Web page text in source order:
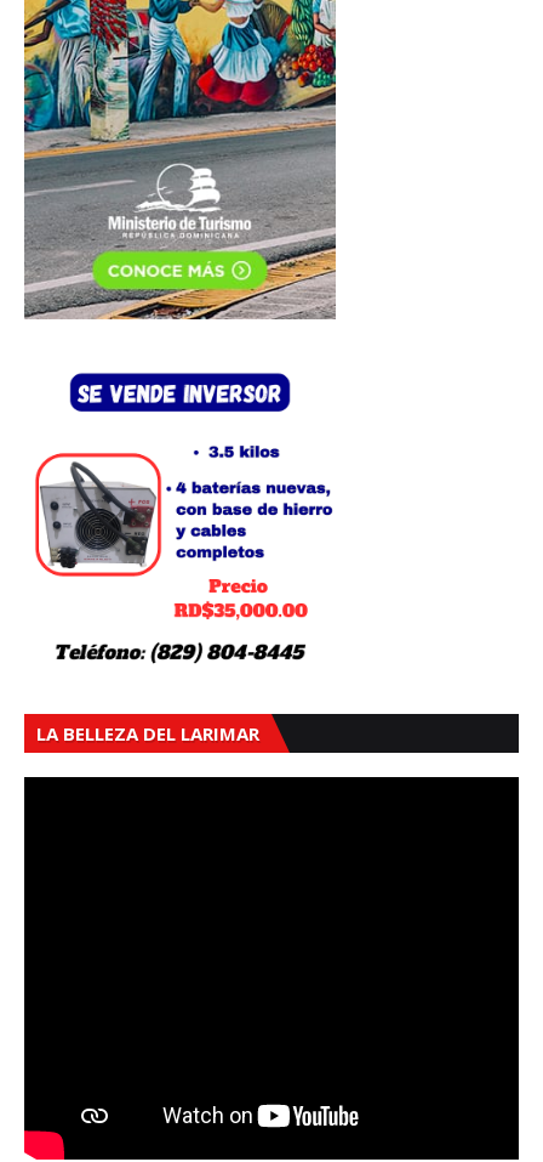
LA BELLEZA DEL LARIMAR